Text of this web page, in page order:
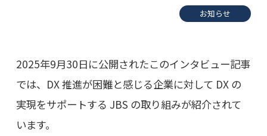
お知らせ
2025年9月30日に公開されたこのインタビュー記事
では、DX 推進が困難と感じる企業に対して DX の
実現をサポートする JBS の取り組みが紹介されて
います。